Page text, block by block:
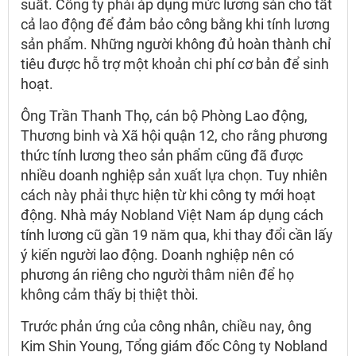
suất. Công ty phải áp dụng mức lương sàn cho tất
cả lao động để đảm bảo công bằng khi tính lương
sản phẩm. Những người không đủ hoàn thành chỉ
tiêu được hỗ trợ một khoản chi phí cơ bản để sinh
hoạt.
Ông Trần Thanh Thọ, cán bộ Phòng Lao động,
Thương binh và Xã hội quận 12, cho rằng phương
thức tính lương theo sản phẩm cũng đã được
nhiều doanh nghiệp sản xuất lựa chọn. Tuy nhiên
cách này phải thực hiện từ khi công ty mới hoạt
động. Nhà máy Nobland Việt Nam áp dụng cách
tính lương cũ gần 19 năm qua, khi thay đổi cần lấy
ý kiến người lao động. Doanh nghiệp nên có
phương án riêng cho người thâm niên để họ
không cảm thấy bị thiệt thòi.
Trước phản ứng của công nhân, chiều nay, ông
Kim Shin Young, Tổng giám đốc Công ty Nobland